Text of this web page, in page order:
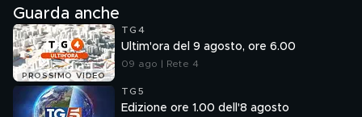
Guarda anche
PROSSIMO VIDEO
TG4
Ultim'ora del 9 agosto, ore 6.00
09 ago | Rete 4
TG5
Edizione ore 1.00 dell'8 agosto